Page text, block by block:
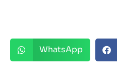
WhatsApp